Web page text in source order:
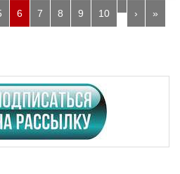
6 7 8 9 10 › »